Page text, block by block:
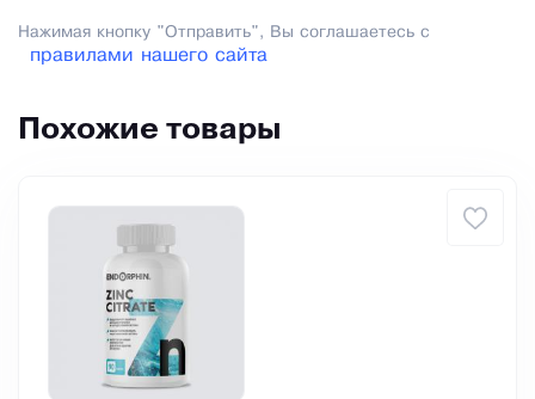
Нажимая кнопку "Отправить", Вы соглашаетесь с
правилами нашего сайта
Похожие товары